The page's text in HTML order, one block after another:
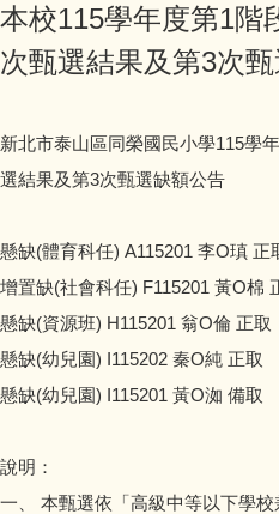
學校行事簡曆
同榮教室配置圖
公職人員利益迴避專區
會計資訊公開
本校115學年度第1階
次甄選結果及第3次
新北市泰山區同榮國民小學115學
選結果及第3次甄選缺額公告
懸缺(體育科任) A115201 李O瑱 正
增置缺(社會科任) F115201 黃O棉
懸缺(資源班) H115201 翁O倫 正取
懸缺(幼兒園) I115202 秦O純 正取
懸缺(幼兒園) I115201 黃O洳 備取
說明：
一、 本甄選依「高級中等以下學校